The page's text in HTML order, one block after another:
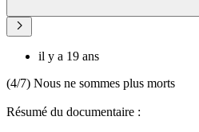
il y a 19 ans
(4/7) Nous ne sommes plus morts
Résumé du documentaire :